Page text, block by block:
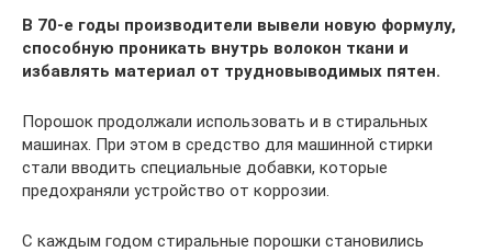
В 70-е годы производители вывели новую формулу,
способную проникать внутрь волокон ткани и
избавлять материал от трудновыводимых пятен.
Порошок продолжали использовать и в стиральных
машинах. При этом в средство для машинной стирки
стали вводить специальные добавки, которые
предохраняли устройство от коррозии.
С каждым годом стиральные порошки становились